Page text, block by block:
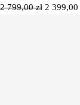
2 799,00zł 2 399,00